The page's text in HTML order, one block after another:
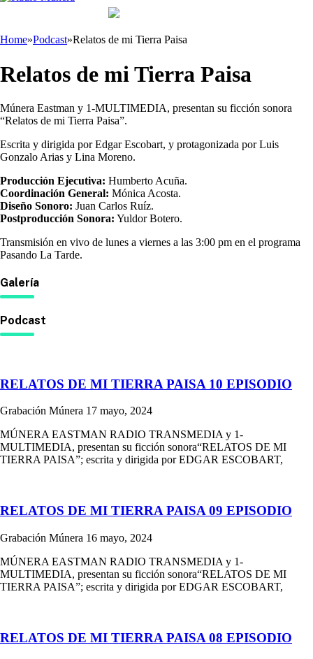
Home»Podcast»Relatos de mi Tierra Paisa
Relatos de mi Tierra Paisa
Múnera Eastman y 1-MULTIMEDIA, presentan su ficción sonora
“Relatos de mi Tierra Paisa”.
Escrita y dirigida por Edgar Escobart, y protagonizada por Luis
Gonzalo Arias y Lina Moreno.
Producción Ejecutiva: Humberto Acuña.
Coordinación General: Mónica Acosta.
Diseño Sonoro: Juan Carlos Ruíz.
Postproducción Sonora: Yuldor Botero.
Transmisión en vivo de lunes a viernes a las 3:00 pm en el programa
Pasando La Tarde.
Galería
Podcast
RELATOS DE MI TIERRA PAISA 10 EPISODIO
Grabación Múnera 17 mayo, 2024
MÚNERA EASTMAN RADIO TRANSMEDIA y 1-
MULTIMEDIA, presentan su ficción sonora“RELATOS DE MI
TIERRA PAISA”; escrita y dirigida por EDGAR ESCOBART,
RELATOS DE MI TIERRA PAISA 09 EPISODIO
Grabación Múnera 16 mayo, 2024
MÚNERA EASTMAN RADIO TRANSMEDIA y 1-
MULTIMEDIA, presentan su ficción sonora“RELATOS DE MI
TIERRA PAISA”; escrita y dirigida por EDGAR ESCOBART,
RELATOS DE MI TIERRA PAISA 08 EPISODIO